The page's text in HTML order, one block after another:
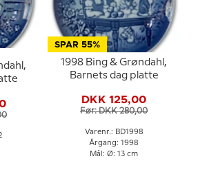
SPAR 55%
1998 Bing & Grøndahl,
Barnets dag platte
DKK 125,00
Før: DKK 280,00
Varenr.: BD1998
Årgang: 1998
Mål: Ø: 13 cm